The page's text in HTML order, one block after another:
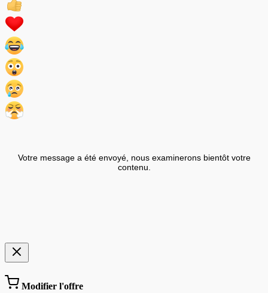
Votre message a été envoyé, nous examinerons bientôt votre
contenu.
Modifier l'offre